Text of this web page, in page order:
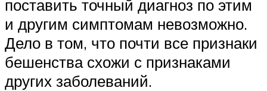
поставить точный диагноз по этим
и другим симптомам невозможно.
Дело в том, что почти все признаки
бешенства схожи с признаками
других заболеваний.